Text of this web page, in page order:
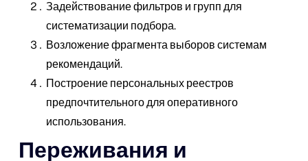
Задействование фильтров и групп для
систематизации подбора.
Возложение фрагмента выборов системам
рекомендаций.
Построение персональных реестров
предпочтительного для оперативного
использования.
Переживания и